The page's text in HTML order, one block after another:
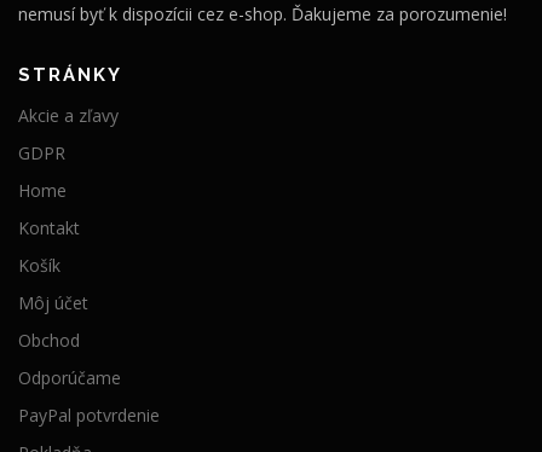
nemusí byť k dispozícii cez e-shop. Ďakujeme za porozumenie!
STRÁNKY
Akcie a zľavy
GDPR
Home
Kontakt
Košík
Môj účet
Obchod
Odporúčame
PayPal potvrdenie